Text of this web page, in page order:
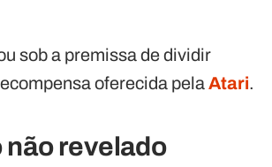
sob a premissa de dividir
oferecida pelaAtari.
não revelado